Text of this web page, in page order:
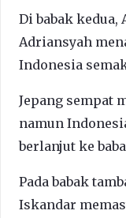
Di babak kedua,
Adriansyah
Indonesia
Jepang sempat
namun
berlanjut ke
Pada babak
Iskandar